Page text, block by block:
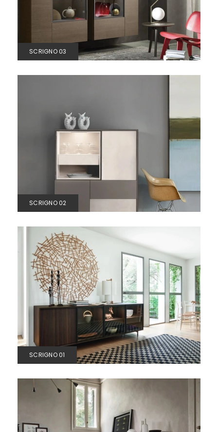
SCRIGNO 03
SCRIGNO 02
SCRIGNO 01